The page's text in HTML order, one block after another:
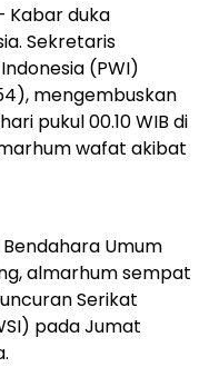
Kabar duka
Sekretaris
(PWI)
mengembuskan
pukul 00.10 WIB di
wafat akibat
Umum
almarhum sempat
Serikat
pada Jumat